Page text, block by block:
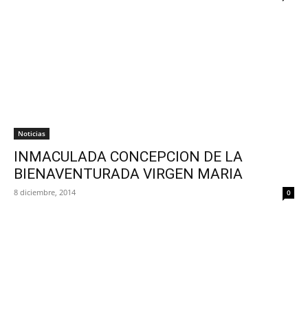
Noticias
INMACULADA CONCEPCION DE LA
BIENAVENTURADA VIRGEN MARIA
8 diciembre, 2014 0